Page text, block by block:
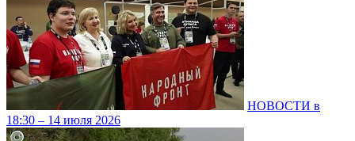
НОВОСТИ в
18:30 – 14 июля 2026